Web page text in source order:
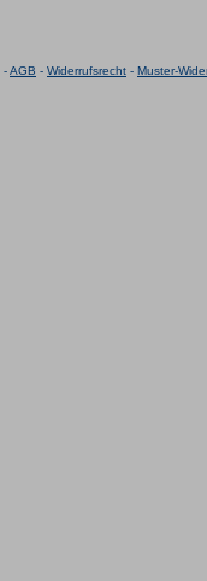
-AGB - Widerrufsrecht - Muster-